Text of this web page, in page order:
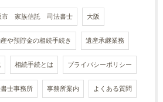
市 家族信託 司法書士 大阪
や預貯金の相続手続き 遺産承継業務
相続手続とは プライバシーポリシー
士事務所 事務所案内 よくある質問